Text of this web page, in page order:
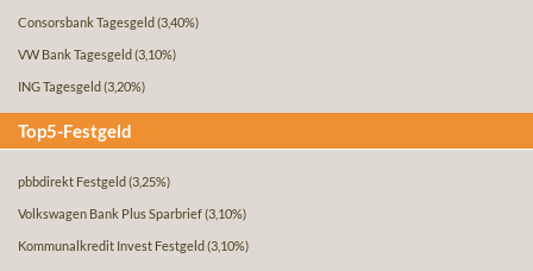
Consorsbank Tagesgeld (3,40%)
VW Bank Tagesgeld (3,10%)
ING Tagesgeld (3,20%)
Top5-Festgeld
pbbdirekt Festgeld (3,25%)
Volkswagen Bank Plus Sparbrief(3,10%)
Kommunalkredit Invest Festgeld (3,10%)